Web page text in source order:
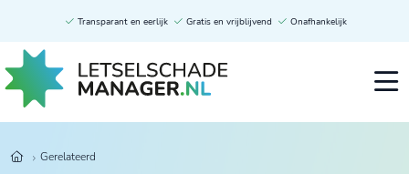
Transparant en eerlijk Gratis en vrijblijvend Onafhankelijk
Gerelateerd